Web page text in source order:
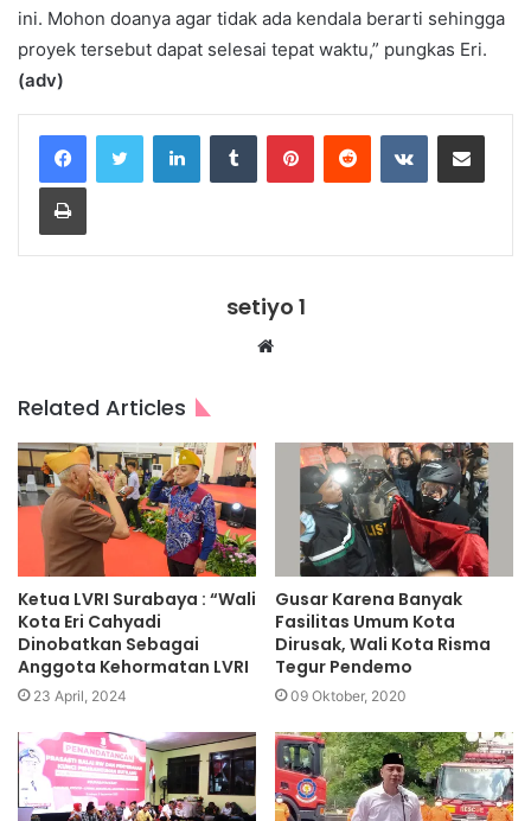
ini. Mohon doanya agar tidak ada kendala berarti sehingga
proyek tersebut dapat selesai tepat waktu,” pungkas Eri.
(adv)
LinkedInTumblr PinterestReddit VKontakteShare via Email
Print
setiyo 1
Website
Related Articles
Ketua LVRI Surabaya : “Wali
Kota Eri Cahyadi
Dinobatkan Sebagai
Anggota Kehormatan LVRI
23 April, 2024
Gusar Karena Banyak
Fasilitas Umum Kota
Dirusak, Wali Kota Risma
Tegur Pendemo
09 Oktober, 2020